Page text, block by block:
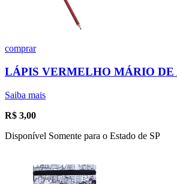
comprar
LÁPIS VERMELHO MÁRIO DE
Saiba mais
R$ 3,00
Disponível Somente para o Estado de SP